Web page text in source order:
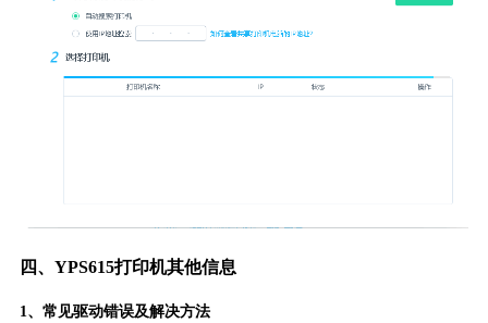
四、YPS615打印机其他信息
1、常见驱动错误及解决方法